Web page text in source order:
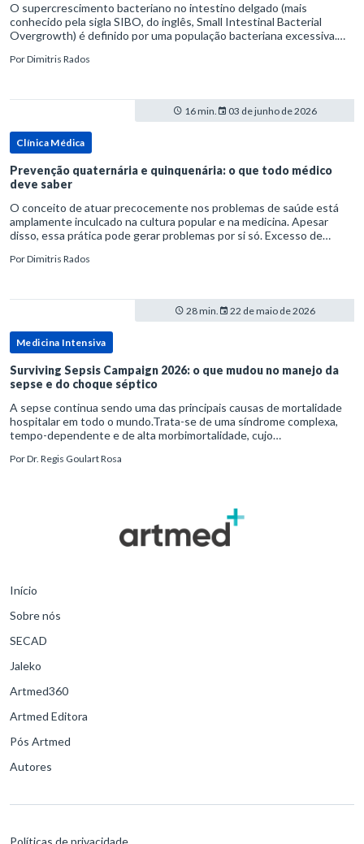
O supercrescimento bacteriano no intestino delgado (mais
conhecido pela sigla SIBO, do inglês, Small Intestinal Bacterial
Overgrowth) é definido por uma população bacteriana excessiva.
PorDimitris Rados
16 min. 03 de junho de 2026
Clínica Médica
Prevenção quaternária e quinquenária: o que todo médico
deve saber
O conceito de atuar precocemente nos problemas de saúde está
amplamente inculcado na cultura popular e na medicina. Apesar
disso, essa prática pode gerar problemas por si só. Excesso de
PorDimitris Rados
28 min. 22 de maio de 2026
Medicina Intensiva
Surviving Sepsis Campaign 2026: o que mudou no manejo da
sepse e do choque séptico
A sepse continua sendo uma das principais causas de mortalidade
hospitalar em todo o mundo.Trata-se de uma síndrome complexa,
tempo-dependente e de alta morbimortalidade, cujo
para o desfe
PorDr. Regis Goulart Rosa
Início
Sobre nós
SECAD
Jaleko
Artmed360
Artmed Editora
Pós Artmed
Autores
Políticas de privacidade